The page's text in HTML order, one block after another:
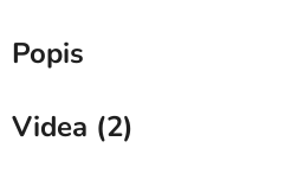
Popis
Videa (2)